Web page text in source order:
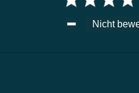
Nicht